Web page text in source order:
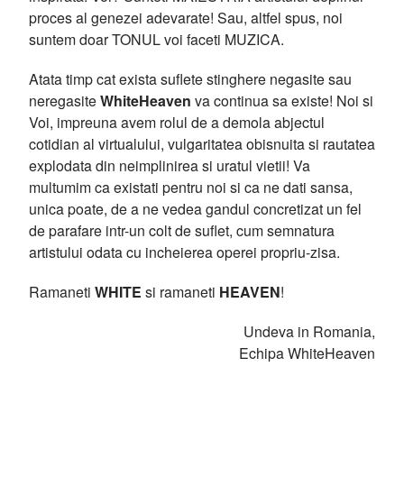
proces al genezei adevarate! Sau, altfel spus, noi
suntem doar TONUL voi faceti MUZICA.
Atata timp cat exista suflete stinghere negasite sau
neregasiteWhiteHeaven va continua sa existe! Noi si
Voi, impreuna avem rolul de a demola abjectul
cotidian al virtualului, vulgaritatea obisnuita si rautatea
explodata din neimplinirea si uratul vietii! Va
multumim ca existati pentru noi si ca ne dati sansa,
unica poate, de a ne vedea gandul concretizat un fel
de parafare intr-un colt de suflet, cum semnatura
artistului odata cu incheierea operei propriu-zisa.
Ramaneti WHITE si ramaneti HEAVEN!
Undeva in Romania,
Echipa WhiteHeaven